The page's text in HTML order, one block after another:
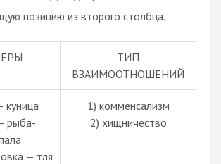
позицию из второго столбца.
ТИП
ВЗАИМООТНОШЕНИЙ
куница
рыба-
— тля
1) комменсализм
2) хищничество